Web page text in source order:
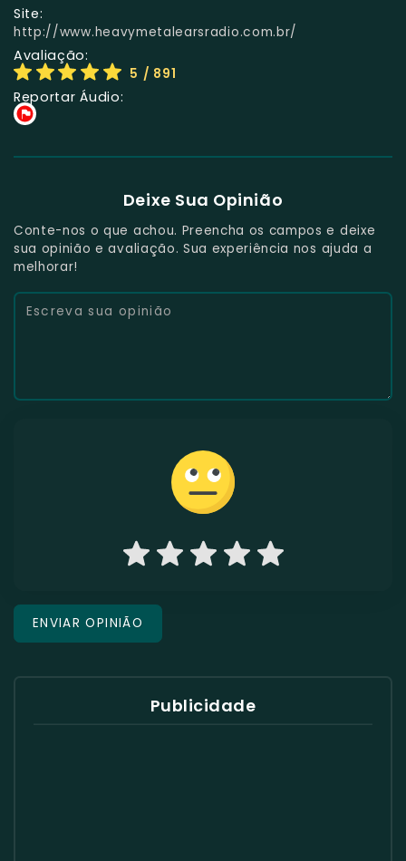
Site:
http://www.heavymetalearsradio.com.br/
Avaliação:
5 / 891
Reportar Áudio:
Deixe Sua Opinião
Conte-nos o que achou. Preencha os campos e deixe
sua opinião e avaliação. Sua experiência nos ajuda a
melhorar!
Publicidade